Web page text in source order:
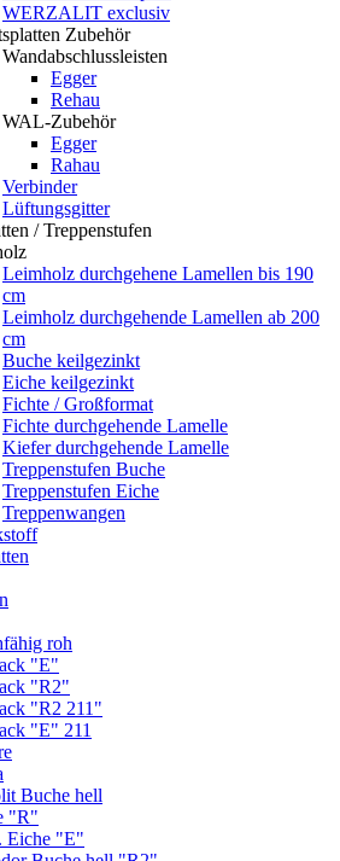
WERZALIT exclusiv
Zubehör
Wandabschlussleisten
Egger
Rehau
WAL-Zubehör
Egger
Rahau
Verbinder
Lüftungsgitter
/ Treppenstufen
Leimholz durchgehene Lamellen bis 190
cm
Leimholz durchgehende Lamellen ab 200
cm
Buche keilgezinkt
Eiche keilgezinkt
Fichte / Großformat
Fichte durchgehende Lamelle
Kiefer durchgehende Lamelle
Treppenstufen Buche
Treppenstufen Eiche
Treppenwangen
roh
"E"
"R2"
"R2 211"
"E" 211
Buche hell
"R"
Eiche "E"